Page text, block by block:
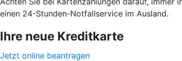
einen 24-Stunden-Notfallservice im Ausland.
Ihre neue Kreditkarte
Jetzt online beantragen